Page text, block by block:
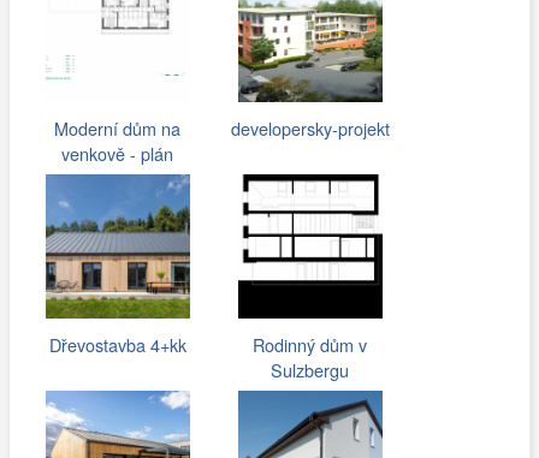
Moderní dům na
venkově - plán
1.patro
developersky-projekt
Dřevostavba 4+kk
Rodinný dům v
Sulzbergu